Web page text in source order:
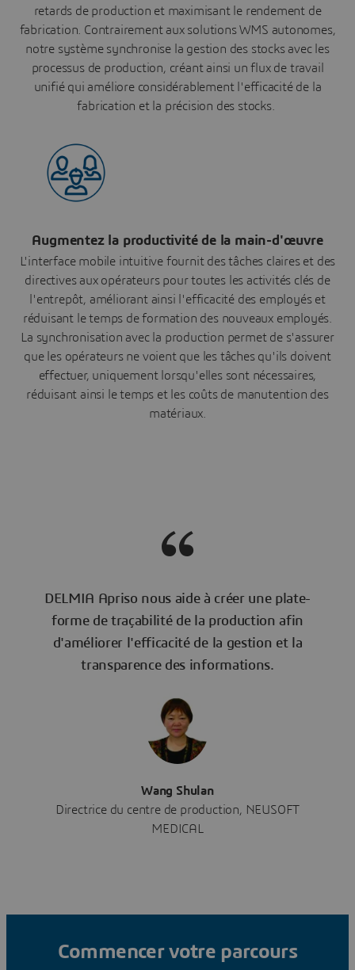
retards de production et maximisant le rendement de
fabrication. Contrairement aux solutions WMS autonomes,
notre système synchronise la gestion des stocks avec les
processus de production, créant ainsi un flux de travail
unifié qui améliore considérablement l'efficacité de la
fabrication et la précision des stocks.
Augmentez la productivité de la main-d'œuvre
L'interface mobile intuitive fournit des tâches claires et des
directives aux opérateurs pour toutes les activités clés de
l'entrepôt, améliorant ainsi l'efficacité des employés et
réduisant le temps de formation des nouveaux employés.
La synchronisation avec la production permet de s'assurer
que les opérateurs ne voient que les tâches qu'ils doivent
effectuer, uniquement lorsqu'elles sont nécessaires,
réduisant ainsi le temps et les coûts de manutention des
matériaux.
DELMIA Apriso nous aide à créer une plate-
forme de traçabilité de la production afin
d'améliorer l'efficacité de la gestion et la
transparence des informations.
Wang Shulan
Directrice du centre de production, NEUSOFT
MEDICAL
Commencer votre parcours